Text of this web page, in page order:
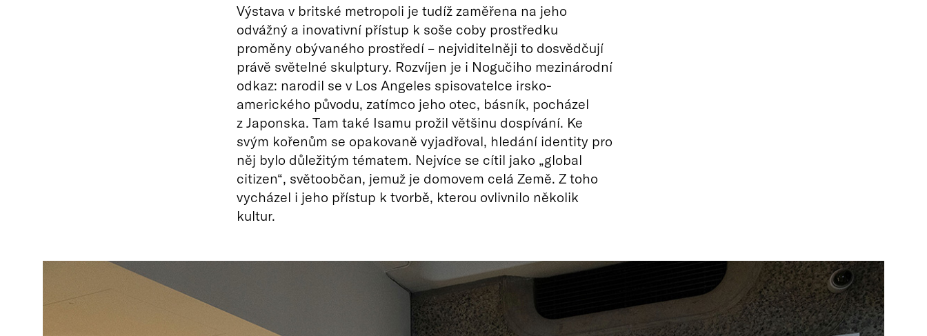
Výstava v britské metropoli je tudíž zaměřena na jeho
odvážný a inovativní přístup k soše coby prostředku
proměny obývaného prostředí – nejviditelněji to dosvědčují
právě světelné skulptury. Rozvíjen je i Nogučiho mezinárodní
odkaz: narodil se v Los Angeles spisovatelce irsko-
amerického původu, zatímco jeho otec, básník, pocházel
z Japonska. Tam také Isamu prožil většinu dospívání. Ke
svým kořenům se opakovaně vyjadřoval, hledání identity pro
něj bylo důležitým tématem. Nejvíce se cítil jako „global
citizen“, světoobčan, jemuž je domovem celá Země. Z toho
vycházel i jeho přístup k tvorbě, kterou ovlivnilo několik
kultur.